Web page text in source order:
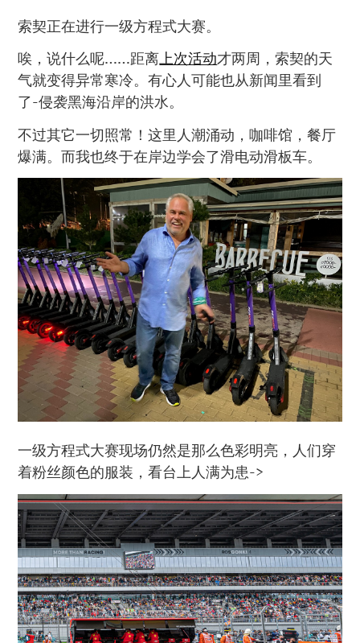
索契正在进行一级方程式大赛。
唉，说什么呢……距离上次活动才两周，索契的天
气就变得异常寒冷。有心人可能也从新闻里看到
了-侵袭黑海沿岸的洪水。
不过其它一切照常！这里人潮涌动，咖啡馆，餐厅
爆满。而我也终于在岸边学会了滑电动滑板车。
一级方程式大赛现场仍然是那么色彩明亮，人们穿
着粉丝颜色的服装，看台上人满为患->